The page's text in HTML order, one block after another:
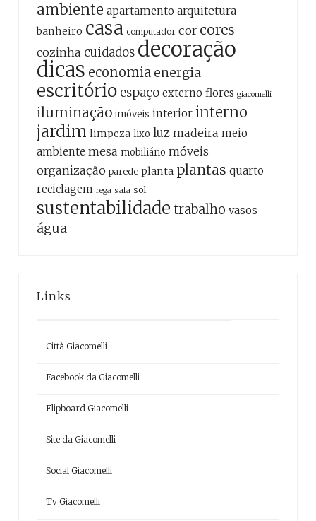
ambiente apartamento arquitetura
banheiro casa computador cor cores
cozinha cuidados decoração
dicas economia energia
escritório espaço externo flores giacomelli
iluminação imóveis interior interno
jardim limpeza lixo luz madeira meio
ambiente mesa mobiliário móveis
organização parede planta plantas quarto
reciclagem rega sala sol
sustentabilidade trabalho vasos
água
Links
Città Giacomelli
Facebook da Giacomelli
Flipboard Giacomelli
Site da Giacomelli
Social Giacomelli
Tv Giacomelli